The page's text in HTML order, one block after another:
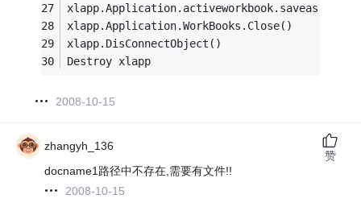
xlapp.Application.WorkBooks.Close()
xlapp.DisConnectObject()
Destroy xlapp
2008-10-15
zhangyh_136
docname1路径中不存在,需要有文件!!
2008-10-15
赞